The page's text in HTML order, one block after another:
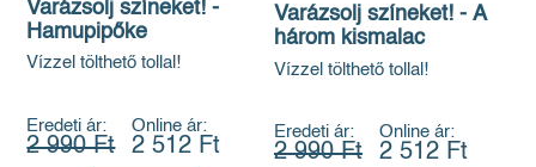
Varázsolj színeket! -
Hamupipőke
Vízzel tölthető tollal!
Eredeti ár:
2 990 Ft
Online ár:
2 512 Ft
Varázsolj színeket! - A
három kismalac
Vízzel tölthető tollal!
Eredeti ár:
2 990 Ft
Online ár:
2 512 Ft